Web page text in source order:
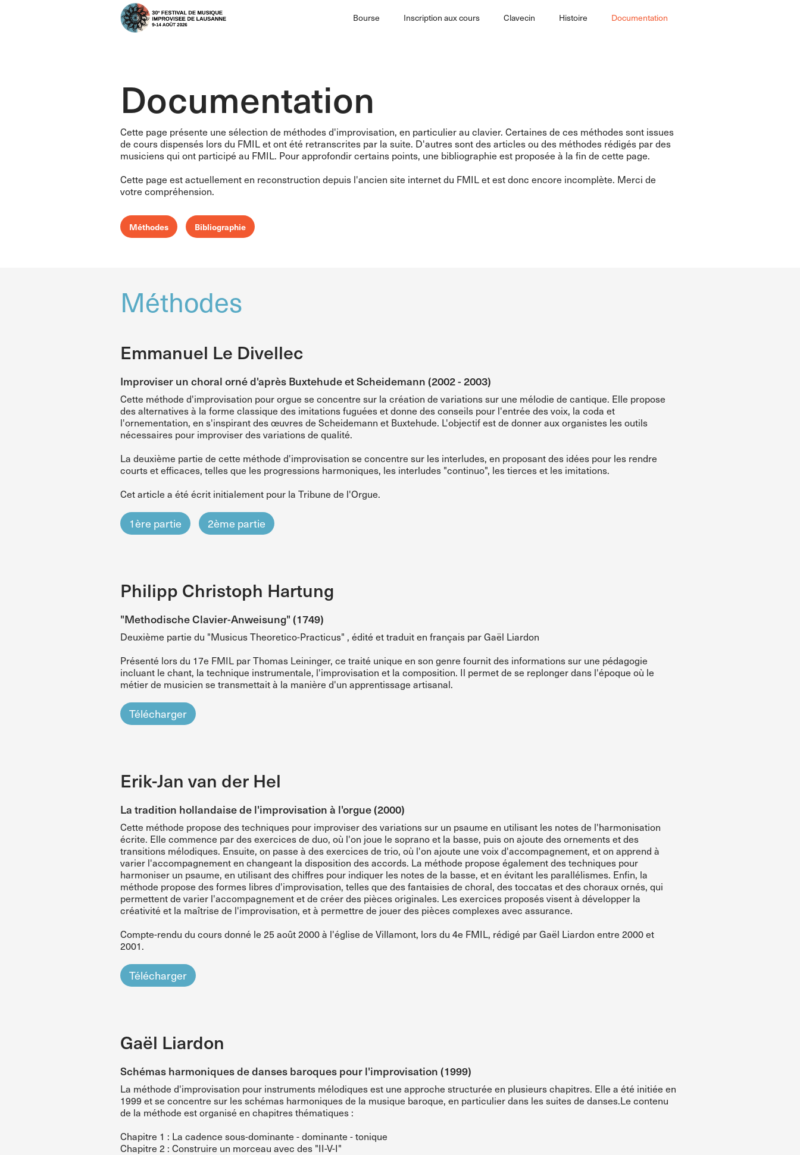
Bourse Inscription aux cours Clavecin Histoire Documentation
Documentation
Cette page présente une sélection de méthodes d'improvisation, en particulier au clavier. Certaines de ces méthodes sont issues
de cours dispensés lors du FMIL et ont été retranscrites par la suite. D'autres sont des articles ou des méthodes rédigés par des
musiciens qui ont participé au FMIL. Pour approfondir certains points, une bibliographie est proposée à la fin de cette page.
Cette page est actuellement en reconstruction depuis l'ancien site internet du FMIL et est donc encore incomplète. Merci de
votre compréhension.
Méthodes Bibliographie
Méthodes
Emmanuel Le Divellec
Improviser un choral orné d'après Buxtehude et Scheidemann (2002 - 2003)
Cette méthode d'improvisation pour orgue se concentre sur la création de variations sur une mélodie de cantique. Elle propose
des alternatives à la forme classique des imitations fuguées et donne des conseils pour l'entrée des voix, la coda et
l'ornementation, en s'inspirant des œuvres de Scheidemann et Buxtehude. L'objectif est de donner aux organistes les outils
nécessaires pour improviser des variations de qualité.
La deuxième partie de cette méthode d'improvisation se concentre sur les interludes, en proposant des idées pour les rendre
courts et efficaces, telles que les progressions harmoniques, les interludes "continuo", les tierces et les imitations.
Cet article a été écrit initialement pour la Tribune de l'Orgue.
1ère partie 2ème partie
Philipp Christoph Hartung
"Methodische Clavier-Anweisung" (1749)
Deuxième partie du "Musicus Theoretico-Practicus" , édité et traduit en français par Gaël Liardon
Présenté lors du 17e FMIL par Thomas Leininger, ce traité unique en son genre fournit des informations sur une pédagogie
incluant le chant, la technique instrumentale, l'improvisation et la composition. Il permet de se replonger dans l'époque où le
métier de musicien se transmettait à la manière d'un apprentissage artisanal.
Télécharger
Erik-Jan van der Hel
La tradition hollandaise de l'improvisation à l'orgue (2000)
Cette méthode propose des techniques pour improviser des variations sur un psaume en utilisant les notes de l'harmonisation
écrite. Elle commence par des exercices de duo, où l'on joue le soprano et la basse, puis on ajoute des ornements et des
transitions mélodiques. Ensuite, on passe à des exercices de trio, où l'on ajoute une voix d'accompagnement, et on apprend à
varier l'accompagnement en changeant la disposition des accords. La méthode propose également des techniques pour
harmoniser un psaume, en utilisant des chiffres pour indiquer les notes de la basse, et en évitant les parallélismes. Enfin, la
méthode propose des formes libres d'improvisation, telles que des fantaisies de choral, des toccatas et des choraux ornés, qui
permettent de varier l'accompagnement et de créer des pièces originales. Les exercices proposés visent à développer la
créativité et la maîtrise de l'improvisation, et à permettre de jouer des pièces complexes avec assurance.
Compte-rendu du cours donné le 25 août 2000 à l'église de Villamont, lors du 4e FMIL, rédigé par Gaël Liardon entre 2000 et
2001.
Télécharger
Gaël Liardon
Schémas harmoniques de danses baroques pour l'improvisation (1999)
La méthode d'improvisation pour instruments mélodiques est une approche structurée en plusieurs chapitres. Elle a été initiée en
1999 et se concentre sur les schémas harmoniques de la musique baroque, en particulier dans les suites de danses.Le contenu
de la méthode est organisé en chapitres thématiques :
Chapitre 1 : La cadence sous-dominante - dominante - tonique
Chapitre 2 : Construire un morceau avec des "II-V-I"